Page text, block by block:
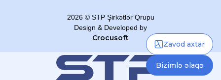
Zavod axtar
Bizimlə əlaqə
2026© STP Şirkətlər Qrupu
Design & Developed by
Crocusoft